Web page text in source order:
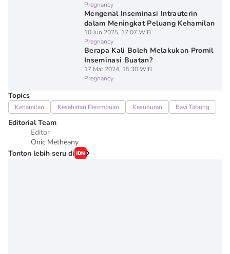
Pregnancy
Mengenal Inseminasi Intrauterin
dalam Meningkat Peluang Kehamilan
10 Jun 2025, 17:07 WIB
Pregnancy
Berapa Kali Boleh Melakukan Promil
Inseminasi Buatan?
17 Mar 2024, 15:30 WIB
Pregnancy
Topics
Kehamilan Kesehatan Perempuan Kesuburan Bayi Tabung
Editorial Team
Editor
Onic Metheany
Tonton lebih seru di